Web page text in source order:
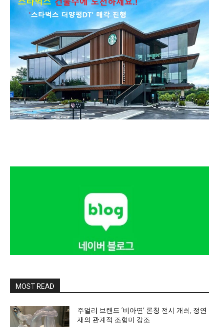
MOST READ
주얼리 브랜드 ‘비아연’ 론칭 전시 개최, 정연
재의 관계적 조형미 강조